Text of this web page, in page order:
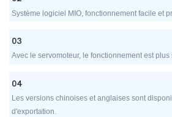
Système logiciel MIO, fonctionnement facile et
03
Avec le servomoteur, le fonctionnement est
04
Les versions chinoises et anglaises sont
d'exportation.